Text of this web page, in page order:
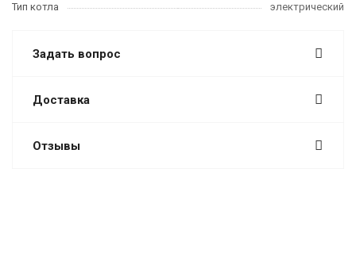
Тип котла
электрический
Задать вопрос
Доставка
Отзывы